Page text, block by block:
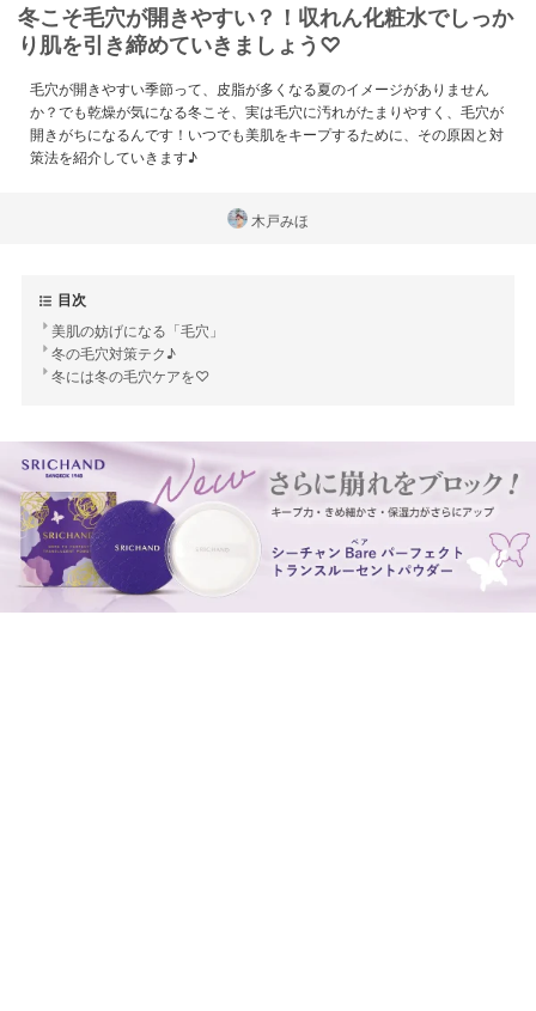
冬こそ毛穴が開きやすい？！収れん化粧水でしっか
り肌を引き締めていきましょう♡
毛穴が開きやすい季節って、皮脂が多くなる夏のイメージがありません
か？でも乾燥が気になる冬こそ、実は毛穴に汚れがたまりやすく、毛穴が
開きがちになるんです！いつでも美肌をキープするために、その原因と対
策法を紹介していきます♪
木戸みほ
目次
美肌の妨げになる「毛穴」
冬の毛穴対策テク♪
冬には冬の毛穴ケアを♡